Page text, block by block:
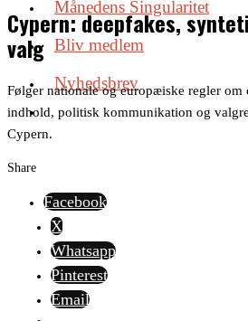
Månedens Singularitet
Bliv medlem
Nyhedsbrev
Cypern: deepfakes,
valg
Følger nationale og europæiske regler om
indhold, politisk kommunikation og
Cypern.
Share
Facebook
X
Whatsapp
Pinterest
Email